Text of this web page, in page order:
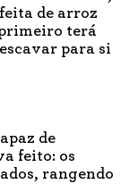
de arroz
terá
para si
de
feito: os
rangendo